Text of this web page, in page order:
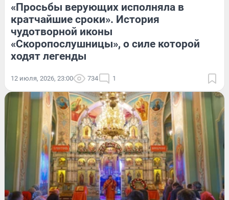
«Просьбы верующих исполняла в
кратчайшие сроки». История
чудотворной иконы
«Скоропослушницы», о силе которой
ходят легенды
12 июля, 2026, 23:00 734 1